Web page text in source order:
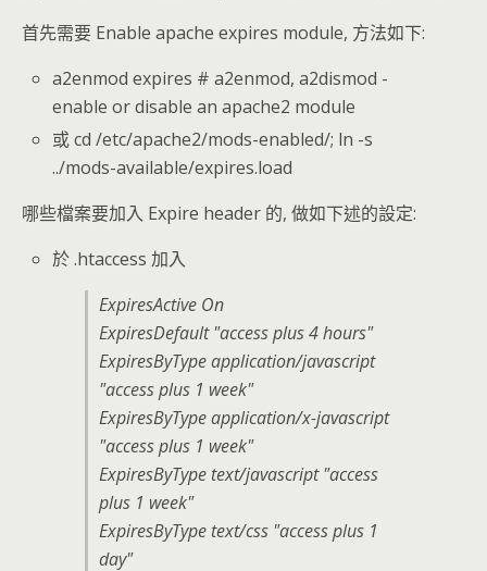
首先需要 Enable apache expires module, 方法如下:
a2enmod expires # a2enmod, a2dismod -
enable or disable an apache2 module
或 cd /etc/apache2/mods-enabled/; ln -s
../mods-available/expires.load
哪些檔案要加入 Expire header 的, 做如下述的設定:
於 .htaccess 加入
ExpiresActive On
ExpiresDefault "access plus 4 hours"
ExpiresByType application/javascript
"access plus 1 week"
ExpiresByType application/x-javascript
"access plus 1 week"
ExpiresByType text/javascript "access
plus 1 week"
ExpiresByType text/css "access plus 1
day"